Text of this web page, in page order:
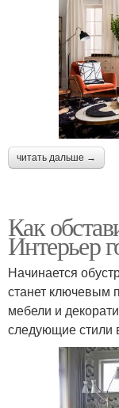
читать дальше →
Как
Интерьер
Начинается
станет ключевым
мебели и
следующие стили